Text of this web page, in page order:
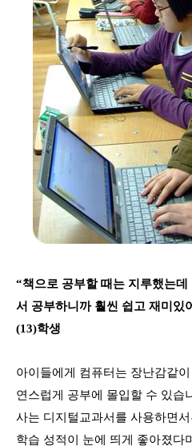
“책으로 공부할 때는 지루했는
서 공부하니까 훨씬 쉽고 재미있
(13)학생
아이들에게 컴퓨터는 장난감같
연스럽게 공부에 몰입할 수 있습
사는 디지털교과서를 사용하면
학습 성적이 눈에 띄게 좋아졌다